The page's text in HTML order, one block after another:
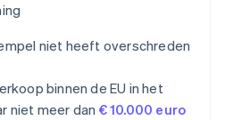
niet heeft overschreden
binnen de EU in het
niet meer dan € 10.000 euro